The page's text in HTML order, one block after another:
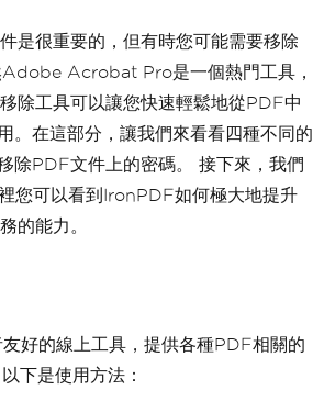
是很重要的，但有時您可能需要移除
Adobe Acrobat Pro是一個熱門工具，
除工具可以讓您快速輕鬆地從PDF中
。在這部分，讓我們來看看四種不同的
除PDF文件上的密碼。 接下來，我們
裡您可以看到IronPDF如何極大地提升
的能力。
好的線上工具，提供各種PDF相關的
下是使用方法：